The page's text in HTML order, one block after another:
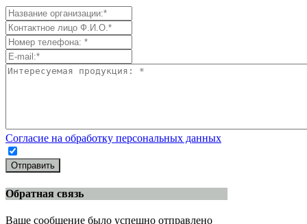
Согласие на обработку персональных данных
Отправить
Обратная связь
Ваше сообщение было успешно отправлено